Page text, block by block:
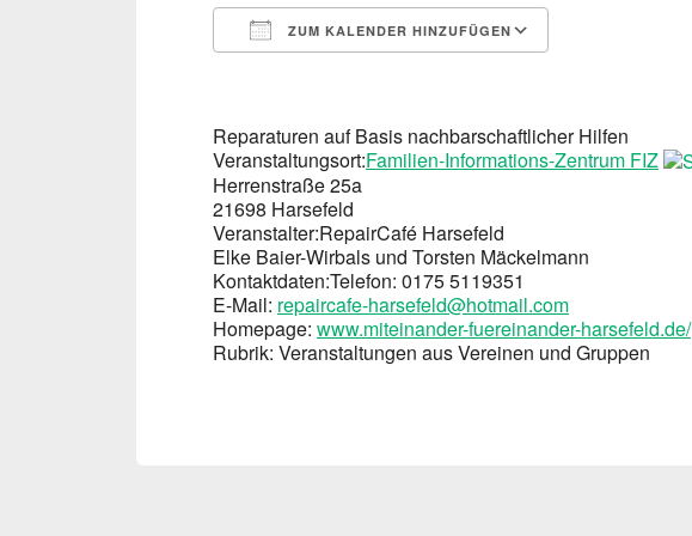
ZUM KALENDER HINZUFÜGEN
Reparaturen auf Basis nachbarschaftlicher Hilfen
Veranstaltungsort:Familien-Informations-Zentrum FIZ
Herrenstraße 25a
21698 Harsefeld
Veranstalter:RepairCafé Harsefeld
Elke Baier-Wirbals und Torsten Mäckelmann
Kontaktdaten:Telefon: 0175 5119351
E-Mail: repaircafe-harsefeld@hotmail.com
Homepage: www.miteinander-fuereinander-harsefeld.de/
Rubrik: Ver­an­stal­tun­gen aus Ver­ei­nen und Grup­pen